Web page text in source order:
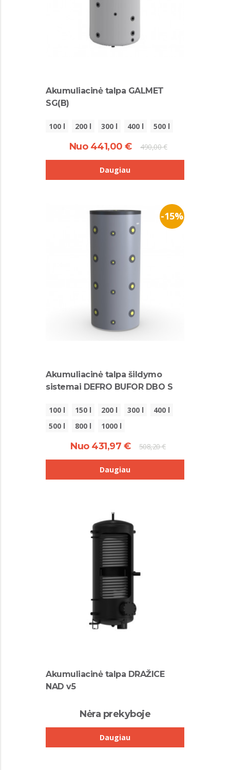
Akumuliacinė talpa GALMET
SG(B)
100 l 200 l 300 l 400 l 500 l
Nuo 441,00 € 490,00 €
Daugiau
-15%
Akumuliacinė talpa šildymo
sistemai DEFRO BUFOR DBO S
100 l 150 l 200 l 300 l
400 l
500 l
800 l 1000 l
Nuo 431,97 € 508,20 €
Daugiau
Akumuliacinė talpa DRAŽICE
NAD v5
Nėra prekyboje
Daugiau